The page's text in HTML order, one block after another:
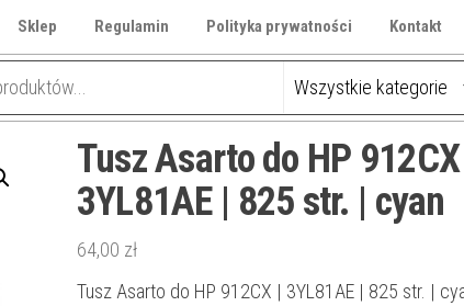
Sklep Regulamin Polityka prywatności Kontakt
Tusz Asarto do HP
3YL81AE | 825 str. | cyan
64,00 zł
Tusz Asarto do HP 912CX | 3YL81AE | 825 str. |